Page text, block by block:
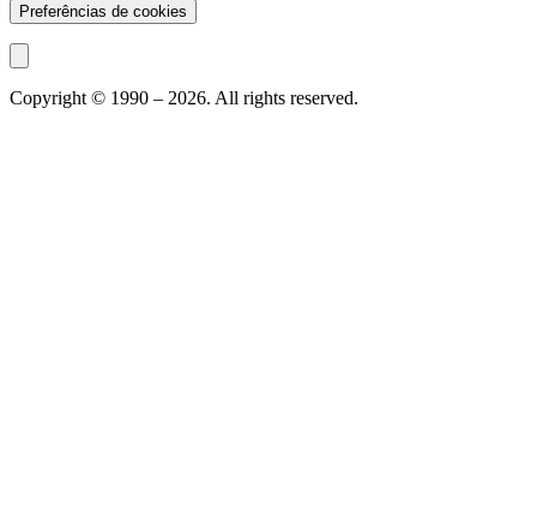
Preferências de cookies
Copyright © 1990 – 2026. All rights reserved.